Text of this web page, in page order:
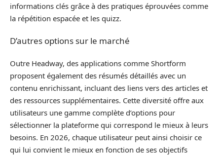
informations clés grâce à des pratiques éprouvées comme
la répétition espacée et les quizz.
D’autres options sur le marché
Outre Headway, des applications comme Shortform
proposent également des résumés détaillés avec un
contenu enrichissant, incluant des liens vers des articles et
des ressources supplémentaires. Cette diversité offre aux
utilisateurs une gamme complète d’options pour
sélectionner la plateforme qui correspond le mieux à leurs
besoins. En 2026, chaque utilisateur peut ainsi choisir ce
qui lui convient le mieux en fonction de ses objectifs